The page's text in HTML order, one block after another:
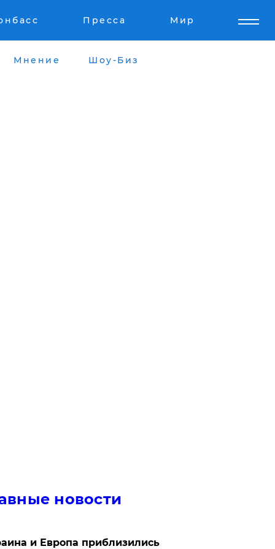
Пресса Мир
Мнение Шоу-Биз
новости
и Европа приблизились